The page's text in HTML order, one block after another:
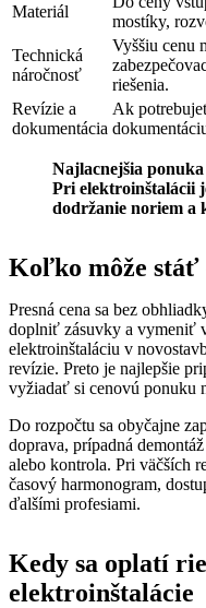
Materiál
mostíky,
Technická
náročnosť
Vyššiu cenu
riešenia.
Revízie a
dokumentácia
Ak
Najlacnejšia
Pri elektroinštalácii
dodržanie noriem a
Koľko môže stáť
Presná cena sa bez
doplniť zásuvky a vymeniť
elektroinštaláciu v
revízie. Preto je najlepšie
vyžiadať si cenovú ponuku
Do rozpočtu sa obyčajne
doprava, prípadná
alebo kontrola. Pri väčších
časový harmonogram,
ďalšími profesiami.
Kedy sa oplatí
elektroinštalácie